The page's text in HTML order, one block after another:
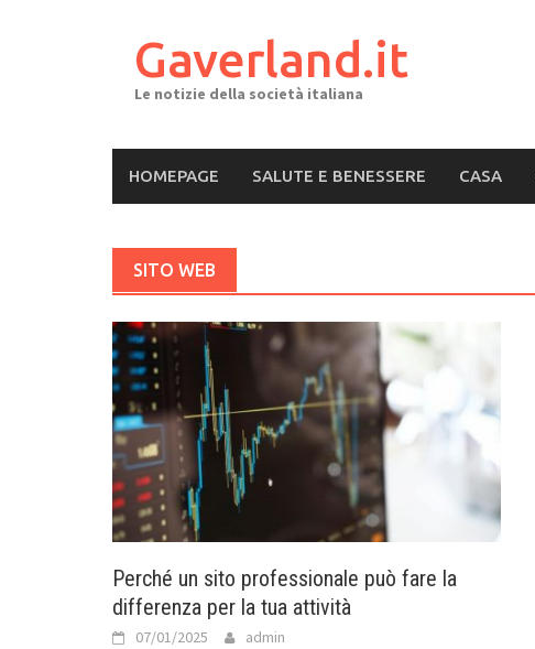
Gaverland.it
Le notizie della società italiana
HOMEPAGE SALUTE E BENESSERE CASA
SITO WEB
Perché un sito professionale può fare la
differenza per la tua attività
07/01/2025 admin